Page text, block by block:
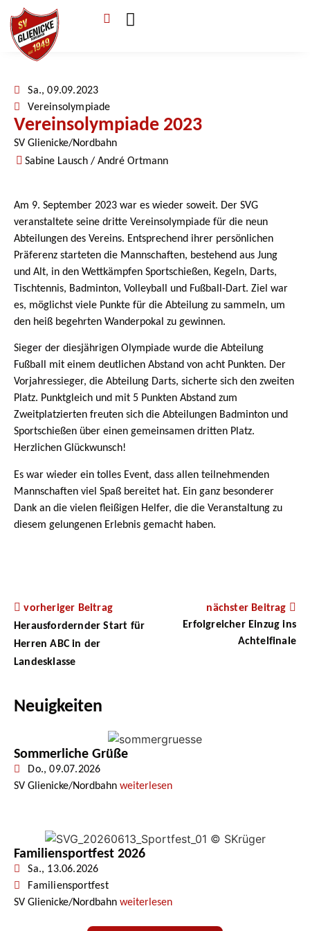
Sa., 09.09.2023
Vereinsolympiade
Vereinsolympiade 2023
SV Glienicke/Nordbahn
Sabine Lausch / André Ortmann
Am 9. September 2023 war es wieder soweit. Der SVG
veranstaltete seine dritte Vereinsolympiade für die neun
Abteilungen des Vereins. Entsprechend ihrer persönlichen
Präferenz starteten die Mannschaften, bestehend aus Jung
und Alt, in den Wettkämpfen Sportschießen, Kegeln, Darts,
Tischtennis, Badminton, Volleyball und Fußball-Dart. Ziel war
es, möglichst viele Punkte für die Abteilung zu sammeln, um
den heiß begehrten Wanderpokal zu gewinnen.
Sieger der diesjährigen Olympiade wurde die Abteilung
Fußball mit einem deutlichen Abstand von acht Punkten. Der
Vorjahressieger, die Abteilung Darts, sicherte sich den zweiten
Platz. Punktgleich und mit 5 Punkten Abstand zum
Zweitplatzierten freuten sich die Abteilungen Badminton und
Sportschießen über einen gemeinsamen dritten Platz.
Herzlichen Glückwunsch!
Es war wieder ein tolles Event, dass allen teilnehmenden
Mannschaften viel Spaß bereitet hat. Ein ganz besonderer
Dank an die vielen fleißigen Helfer, die die Veranstaltung zu
diesem gelungenen Erlebnis gemacht haben.
vorheriger Beitrag
Herausfordernder Start für
Herren ABC in der
Landesklasse
nächster Beitrag
Erfolgreicher Einzug ins
Achtelfinale
Neuigkeiten
Sommerliche Grüße
Do., 09.07.2026
SV Glienicke/Nordbahn weiterlesen
Familiensportfest 2026
Sa., 13.06.2026
Familiensportfest
SV Glienicke/Nordbahn weiterlesen